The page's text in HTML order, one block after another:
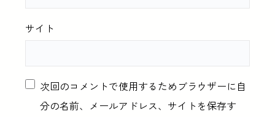
サイト
次回のコメントで使用するためブラウザーに自
分の名前、メールアドレス、サイトを保存す